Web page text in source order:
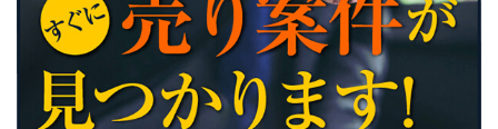
福岡県のM&Aの事例3選
福岡のM&A案件の3つの探し方
福岡県でM&A仲介会社を選ぶ4つの基準